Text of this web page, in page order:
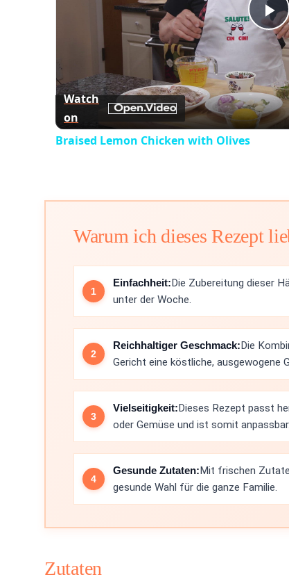
Watch
on
Braised Lemon Chicken with Olives
Warum ich dieses Rezept
Einfachheit:Die Zubereitung dieser
unter der Woche.
Reichhaltiger Geschmack:Die
Gericht eine köstliche, ausgewogene
Vielseitigkeit:Dieses Rezept passt
oder Gemüse und ist somit anpassbar.
Gesunde Zutaten:Mit frischen
gesunde Wahl für die ganze Familie.
Zutaten